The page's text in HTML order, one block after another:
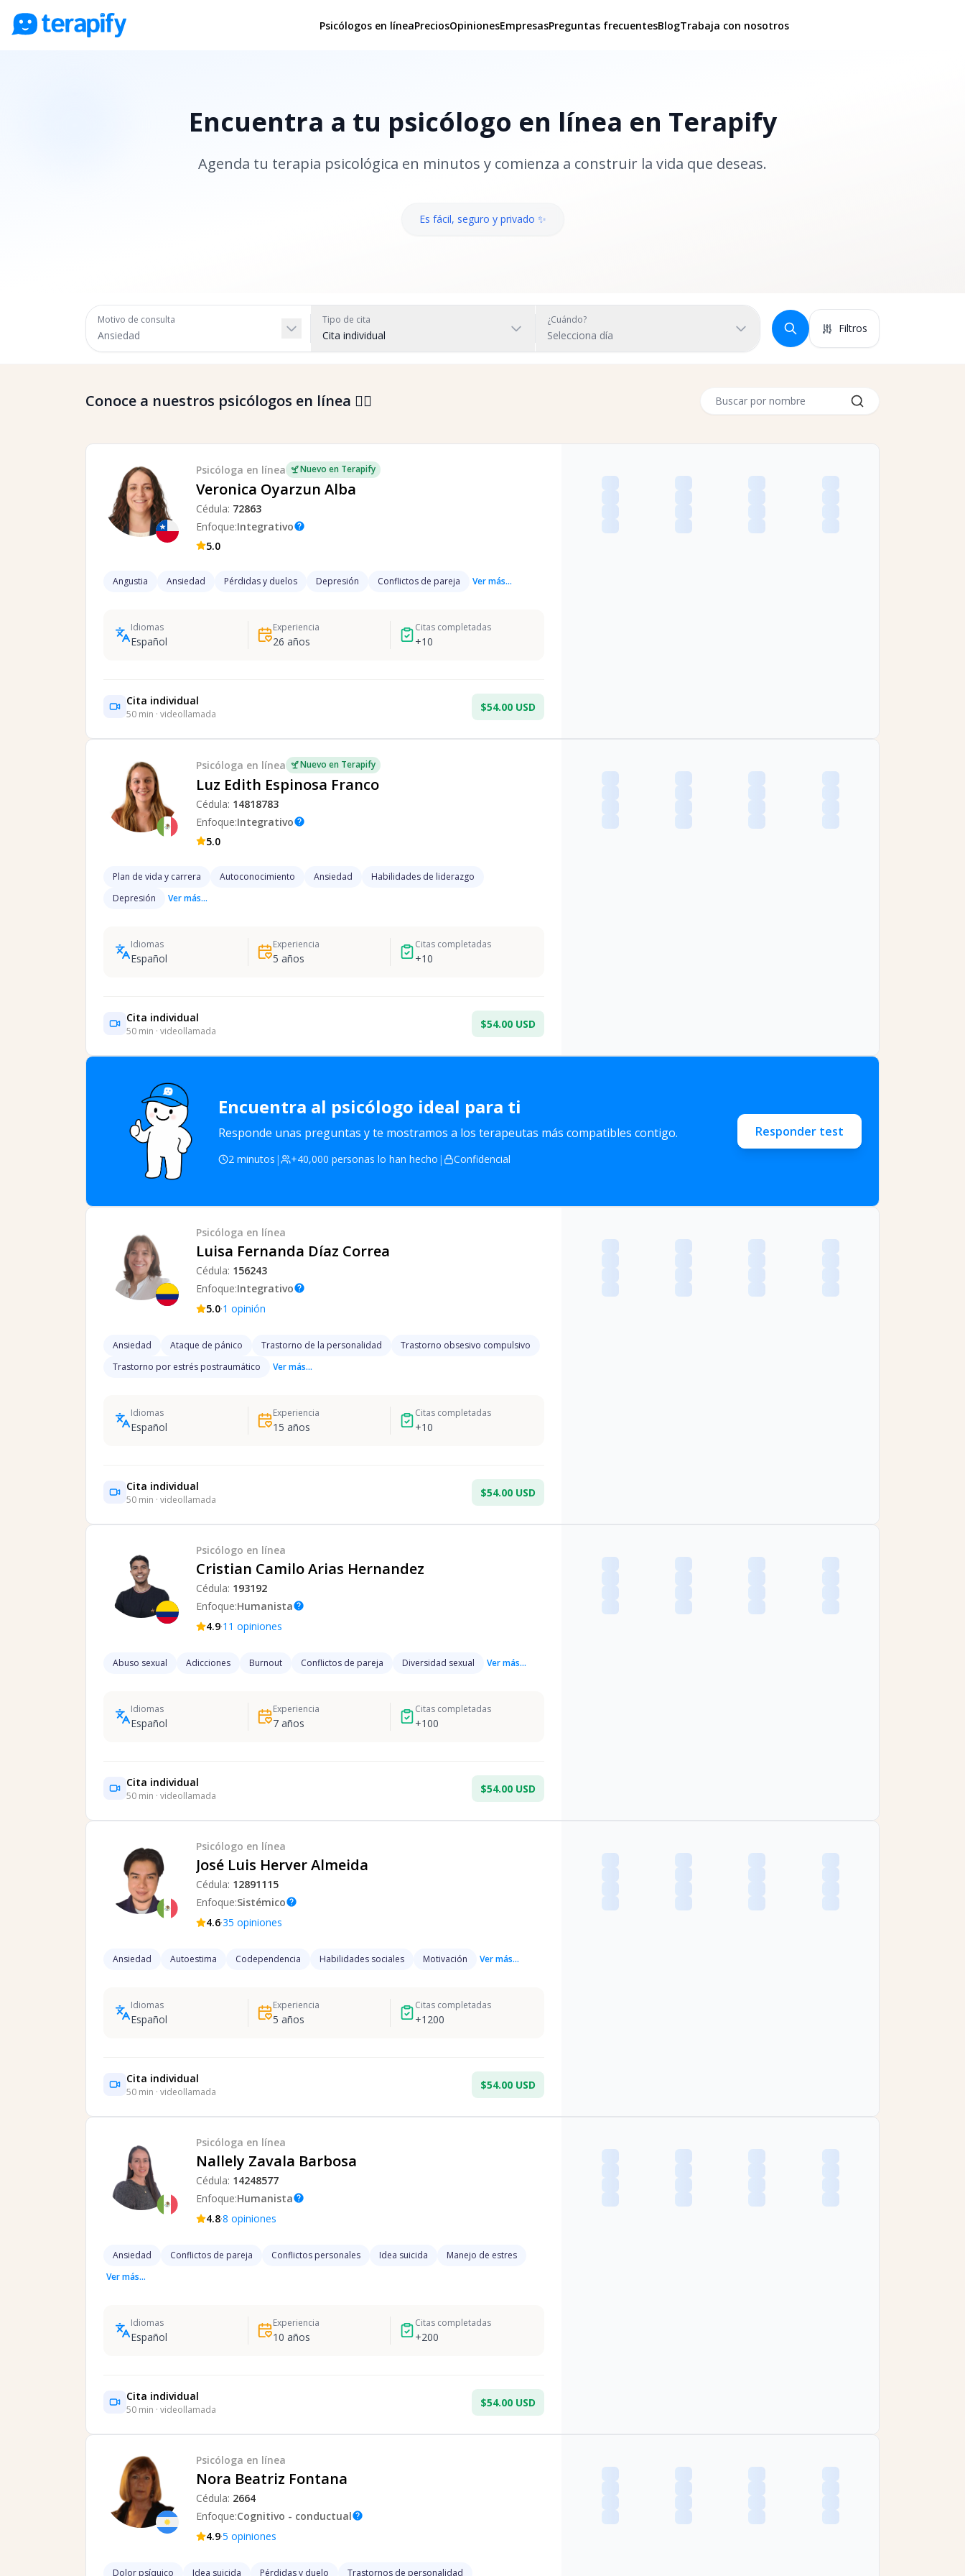
Psicólogos en líneaPreciosOpinionesEmpresasPreguntas frecuentesBlogTrabaja con nosotros
Encuentra a tu psicólogo en línea en Terapify
Agenda tu terapia psicológica en minutos y comienza a construir la vida que deseas.
Es fácil, seguro y privado ✨
Motivo de consulta Tipo de cita
Cita individual
¿Cuándo?
Selecciona día
Filtros
Conoce a nuestros psicólogos en línea 👇🏼 Buscar por nombre
Psicóloga en línea Nuevo en Terapify
Veronica Oyarzun Alba
Cédula: 72863
Enfoque:Integrativohelp
5.0
Angustia Ansiedad Pérdidas y duelos Depresión Conflictos de pareja Ver más...
Idiomas
Español
Experiencia
26 años
Citas completadas
+10
Cita individual
50 min · videollamada
$54.00 USD
Psicóloga en línea Nuevo en Terapify
Luz Edith Espinosa Franco
Cédula: 14818783
Enfoque:Integrativohelp
5.0
Plan de vida y carrera Autoconocimiento Ansiedad
Habilidades de liderazgo
Depresión
Ver más...
Idiomas
Español
Experiencia
5 años
Citas completadas
+10
Cita individual
50 min · videollamada
$54.00 USD
Encuentra al psicólogo ideal para ti
Responde unas preguntas y te mostramos a los terapeutas más compatibles contigo.
2 minutos | +40,000 personas lo han hecho | Confidencial
Responder test
Psicóloga en línea
Luisa Fernanda Díaz Correa
Cédula: 156243
Enfoque:Integrativohelp
5.0·1 opinión
Ansiedad Ataque de pánico Trastorno de la personalidad
Trastorno obsesivo compulsivo
Trastorno por estrés postraumático
Ver más...
Idiomas
Español
Experiencia
15 años
Citas completadas
+10
Cita individual
50 min · videollamada
$54.00 USD
Psicólogo en línea
Cristian Camilo Arias Hernandez
Cédula: 193192
Enfoque:Humanistahelp
4.9·11 opiniones
Abuso sexual Adicciones Burnout Conflictos de pareja Diversidad sexual Ver más...
Idiomas
Español
Experiencia
7 años
Citas completadas
+100
Cita individual
50 min · videollamada
$54.00 USD
Psicólogo en línea
José Luis Herver Almeida
Cédula: 12891115
Enfoque:Sistémicohelp
4.6·35 opiniones
Ansiedad Autoestima Codependencia Habilidades sociales Motivación Ver más...
Idiomas
Español
Experiencia
5 años
Citas completadas
+1200
Cita individual
50 min · videollamada
$54.00 USD
Psicóloga en línea
Nallely Zavala Barbosa
Cédula: 14248577
Enfoque:Humanistahelp
4.8·8 opiniones
Ansiedad Conflictos de pareja Conflictos personales Idea suicida
Manejo de estres
Ver más...
Idiomas
Español
Experiencia
10 años
Citas completadas
+200
Cita individual
50 min · videollamada
$54.00 USD
Psicóloga en línea
Nora Beatriz Fontana
Cédula: 2664
Enfoque:Cognitivo - conductualhelp
4.9·5 opiniones
Dolor psíquico Idea suicida Pérdidas y duelo Trastornos de personalidad